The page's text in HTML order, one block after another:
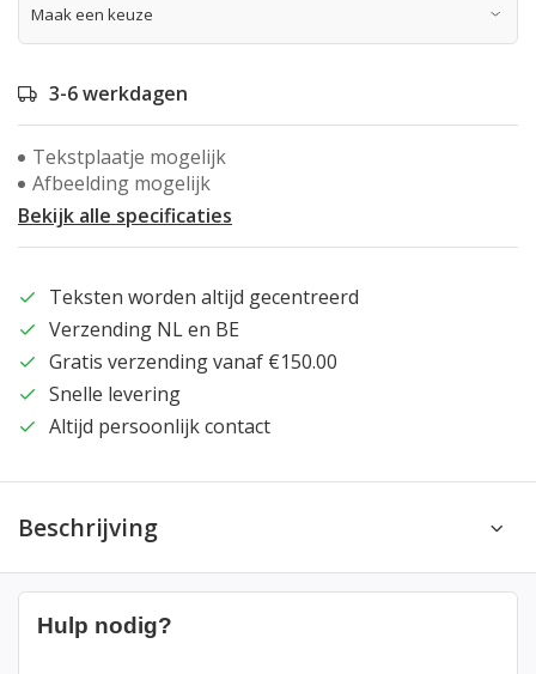
3-6 werkdagen
Tekstplaatje mogelijk
Afbeelding mogelijk
Bekijk alle specificaties
Teksten worden altijd gecentreerd
Verzending NL en BE
Gratis verzending vanaf €150.00
Snelle levering
Altijd persoonlijk contact
Beschrijving
Hulp nodig?